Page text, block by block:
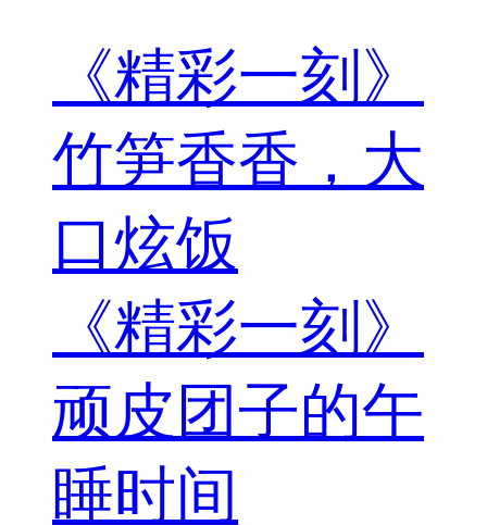
《精彩一刻》
竹笋香香，大
口炫饭
《精彩一刻》
顽皮团子的午
睡时间